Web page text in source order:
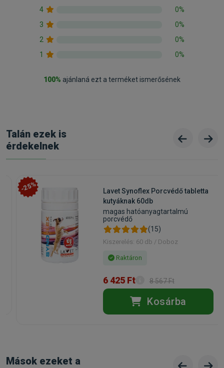
4
0%
3
0%
2
0%
1
0%
100% ajánlaná ezt a terméket ismerősének
Talán ezek is
érdekelnek
-25%
Lavet Synoflex Porcvédő tabletta
kutyáknak 60db
magas hatóanyagtartalmú
porcvédő
(15)
Kiszerelés: 60 db / Doboz
Raktáron
6 425 Ft 8 567 Ft
Kosárba
Mások ezeket a